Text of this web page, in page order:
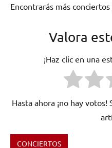
Encontrarás más
Valora
¡Haz clic en una
Hasta ahora ¡no hay
CONCIERTOS